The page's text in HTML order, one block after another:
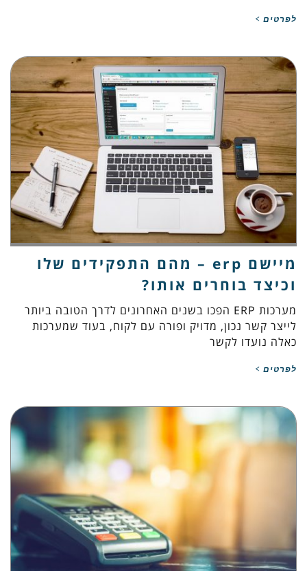
לפרטים >
מיישם erp – מהם התפקידים שלו
וכיצד בוחרים אותו?
מערכות ERP הפכו בשנים האחרונים לדרך הטובה ביותר
לייצר קשר נכון, מדויק ופורה עם לקוח, בעוד שמערכות
כאלה נועדו לקשר
לפרטים >